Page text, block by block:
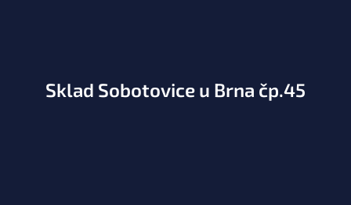
Sklad Sobotovice u Brna čp.45